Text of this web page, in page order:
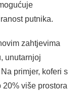
putnika.
zahtjevima
unutarnjoj
primjer, koferi s
20% više prostora